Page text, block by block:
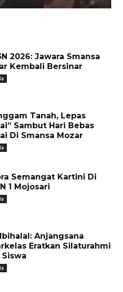
2026: Jawara Smansa
Kembali Bersinar
Tanah, Lepas
Sambut Hari Bebas
Di Smansa Mozar
Semangat Kartini Di
1 Mojosari
Anjangsana
Eratkan Silaturahmi
Siswa